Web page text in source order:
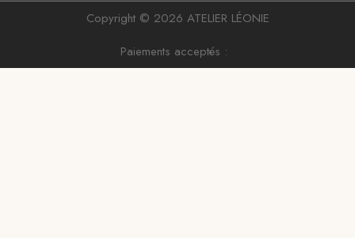
Copyright © 2026 ATELIER LÉONIE
Paiements acceptés :